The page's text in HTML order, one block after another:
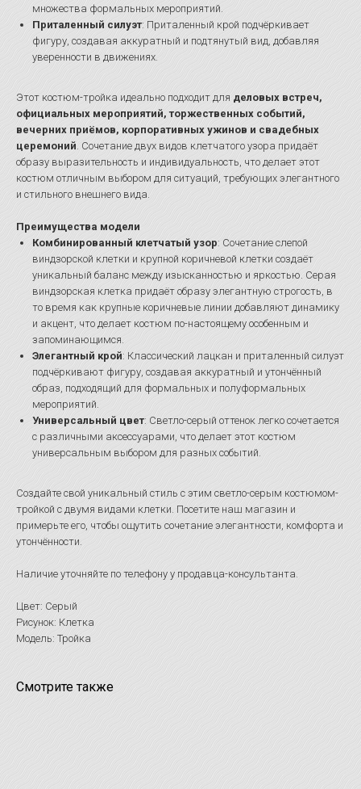
множества формальных мероприятий.
Приталенный силуэт: Приталенный крой подчёркивает
фигуру, создавая аккуратный и подтянутый вид, добавляя
уверенности в движениях.
Этот костюм-тройка идеально подходит для деловых встреч,
официальных мероприятий, торжественных событий,
вечерних приёмов, корпоративных ужинов и свадебных
церемоний. Сочетание двух видов клетчатого узора придаёт
образу выразительность и индивидуальность, что делает этот
костюм отличным выбором для ситуаций, требующих элегантного
и стильного внешнего вида.
Преимущества модели
Комбинированный клетчатый узор: Сочетание слепой
виндзорской клетки и крупной коричневой клетки создаёт
уникальный баланс между изысканностью и яркостью. Серая
виндзорская клетка придаёт образу элегантную строгость, в
то время как крупные коричневые линии добавляют динамику
и акцент, что делает костюм по-настоящему особенным и
запоминающимся.
Элегантный крой: Классический лацкан и приталенный силуэт
подчёркивают фигуру, создавая аккуратный и утончённый
образ, подходящий для формальных и полуформальных
мероприятий.
Универсальный цвет: Светло-серый оттенок легко сочетается
с различными аксессуарами, что делает этот костюм
универсальным выбором для разных событий.
Создайте свой уникальный стиль с этим светло-серым костюмом-
тройкой с двумя видами клетки. Посетите наш магазин и
примерьте его, чтобы ощутить сочетание элегантности, комфорта и
утончённости.
Наличие уточняйте по телефону у продавца-консультанта.
Цвет: Серый
Рисунок: Клетка
Модель: Тройка
Смотрите также